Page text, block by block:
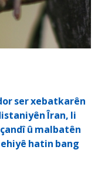
ser xebatkarên
Îran, li
û malbatên
hatin bang